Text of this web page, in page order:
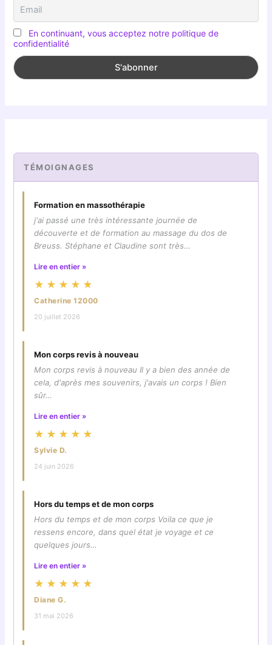
En continuant, vous acceptez notre politique de
confidentialité
TÉMOIGNAGES
Formation en massothérapie
j'ai passé une très intéressante journée de
découverte et de formation au massage du dos de
Breuss. Stéphane et Claudine sont très…
Lire en entier »
★★★★★
Catherine 12000
20 juillet 2026
Mon corps revis à nouveau
Mon corps revis à nouveau Il y a bien des année de
cela, d'après mes souvenirs, j'avais un corps ! Bien
sûr…
Lire en entier »
★★★★★
Sylvie D.
24 juin 2026
Hors du temps et de mon corps
Hors du temps et de mon corps Voila ce que je
ressens encore, dans quel état je voyage et ce
quelques jours…
Lire en entier »
★★★★★
Diane G.
31 mai 2026